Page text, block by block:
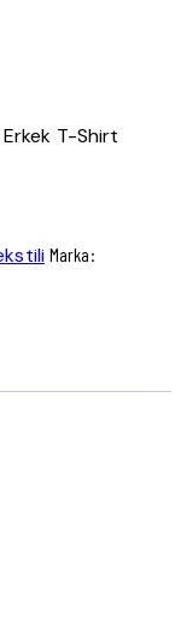
T-Shirt
Marka: